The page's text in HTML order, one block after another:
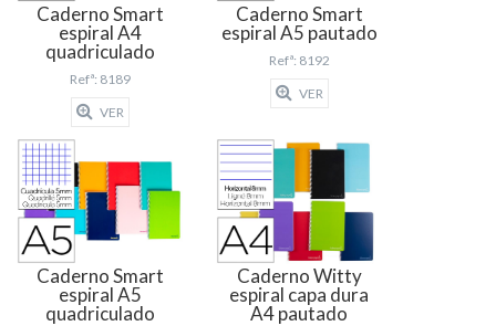
Caderno Smart
espiral A4
quadriculado
Refª: 8189
VER
Caderno Smart
espiral A5 pautado
Refª: 8192
VER
Caderno Smart
espiral A5
quadriculado
Caderno Witty
espiral capa dura
A4 pautado